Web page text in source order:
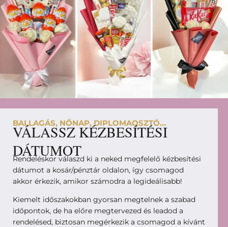
BALLAGÁS, NŐNAP, DIPLOMAOSZTÓ...
VÁLASSZ KÉZBESÍTÉSI
DÁTUMOT
Rendeléskor válaszd ki a neked megfelelő kézbesítési
dátumot a kosár/pénztár oldalon, így csomagod
akkor érkezik, amikor számodra a legideálisabb!
Kiemelt időszakokban gyorsan megtelnek a szabad
időpontok, de ha előre megtervezed és leadod a
rendelésed, biztosan megérkezik a csomagod a kívánt